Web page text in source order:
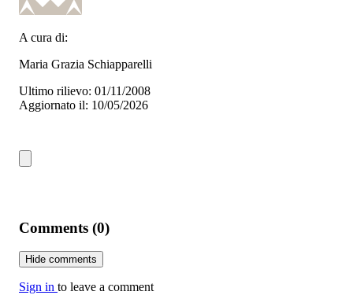
A cura di:
Maria Grazia Schiapparelli
Ultimo rilievo: 01/11/2008
Aggiornato il: 10/05/2026
Comments (0)
Hide comments
Sign in to leave a comment